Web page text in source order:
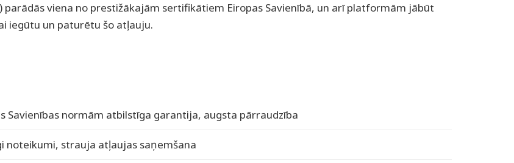
viena no prestižākajām sertifikātiem Eiropas Savienībā, un arī platformām jābūt
iegūtu un paturētu šo atļauju.
Savienības normām atbilstīga garantija, augsta pārraudzība
noteikumi, strauja atļaujas saņemšana